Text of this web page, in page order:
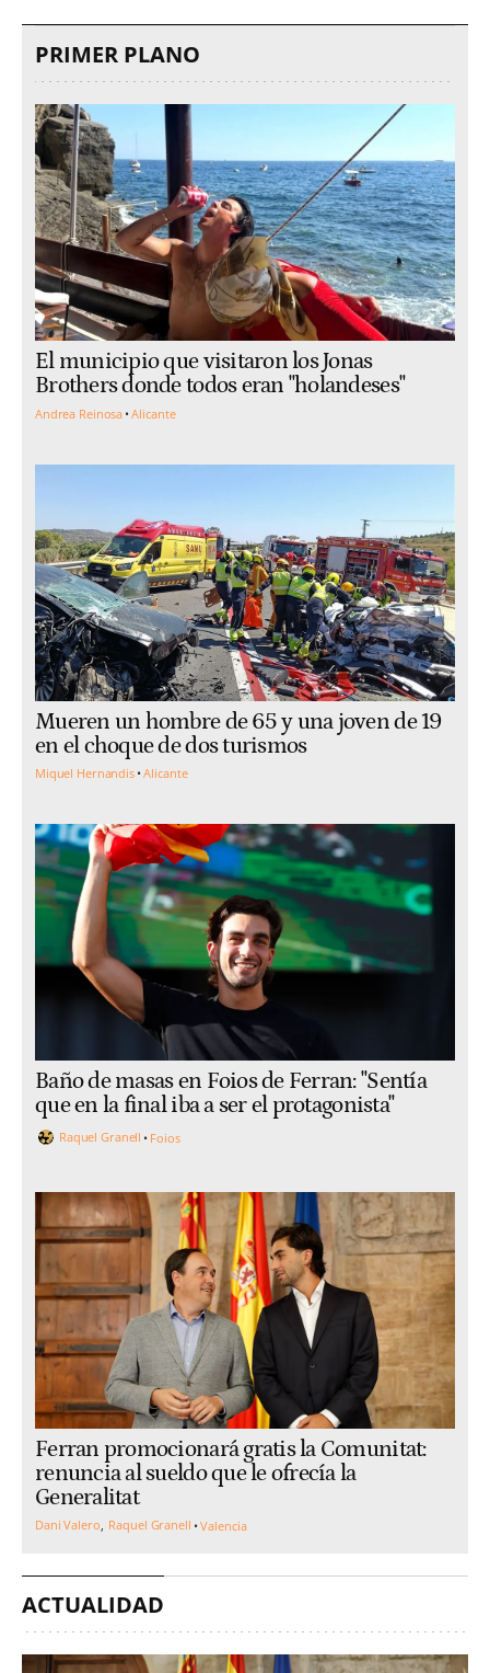
PRIMER PLANO
El municipio que visitaron los Jonas
Brothers donde todos eran "holandeses"
Andrea Reinosa Alicante
Mueren un hombre de 65 y una joven de 19
en el choque de dos turismos
Miquel Hernandis Alicante
Baño de masas en Foios de Ferran: "Sentía
que en la final iba a ser el protagonista"
Raquel Granell Foios
Ferran promocionará gratis la Comunitat:
renuncia al sueldo que le ofrecía la
Generalitat
Dani Valero Raquel Granell Valencia
ACTUALIDAD